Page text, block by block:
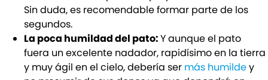
Sin duda, es recomendable formar parte de los
segundos.
La poca humildad del pato:Y aunque el pato
fuera un excelente nadador, rapidísimo en la tierra
y muy ágil en el cielo, debería ser más humildey